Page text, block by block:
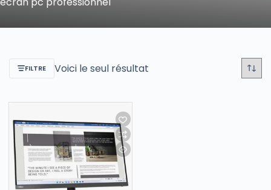
FILTRE Voici le seul résultat